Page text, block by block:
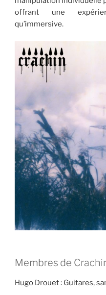
offrant une
qu’immersive.
Membres de
Hugo Drouet : Guitares,